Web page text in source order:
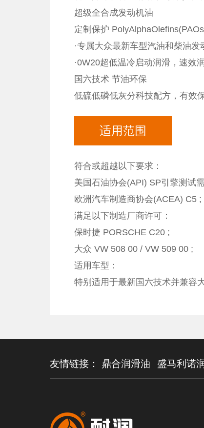
超级全合成发动机油
定制保护
·专属大众最新车型汽油和柴油
·0W20超低温冷启动润滑
国六技术 节油环保
低硫低磷低灰分科技配方，有效
适用范围
符合或超越以下要求：
美国石油协会(API) SP引擎测试
欧洲汽车制造商协会(ACEA) C5 ;
满足以下制造厂商许可：
保时捷 PORSCHE C20 ;
大众 VW 508 00 / VW 509 00 ;
适用车型：
特别适用于最新国六技术并兼容
友情链接： 鼎合润滑油 盛马利诺